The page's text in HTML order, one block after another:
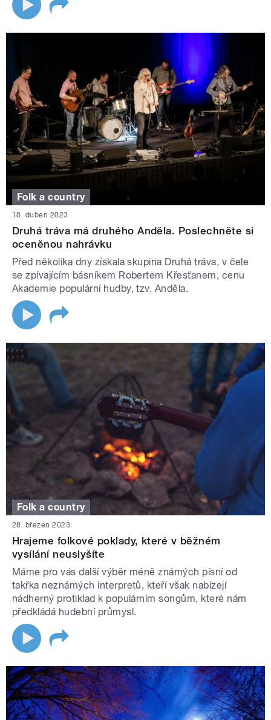
Folk a country
18. duben 2023
Druhá tráva má druhého Anděla. Poslechněte si
oceněnou nahrávku
Před několika dny získala skupina Druhá tráva, v čele
se zpívajícím básníkem Robertem Křesťanem, cenu
Akademie populární hudby, tzv. Anděla.
Folk a country
28. březen 2023
Hrajeme folkové poklady, které v běžném
vysílání neuslyšíte
Máme pro vás další výběr méně známých písní od
takřka neznámých interpretů, kteří však nabízejí
nádherný protiklad k populárním songům, které nám
předkládá hudební průmysl.